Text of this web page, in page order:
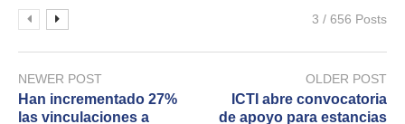
3 / 656 Posts
NEWER POST
Han incrementado 27%
las vinculaciones a
OLDER POST
ICTI abre convocatoria
de apoyo para estancias